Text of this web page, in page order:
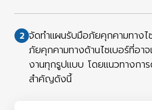
2 จัดทำแผนรับมือภัยคุกคามทาง
ภัยคุกคามทางด้านไซเบอร์ที่อาจ
งานทุกรูปแบบ โดยแนวทางกา
สำคัญดังนี้